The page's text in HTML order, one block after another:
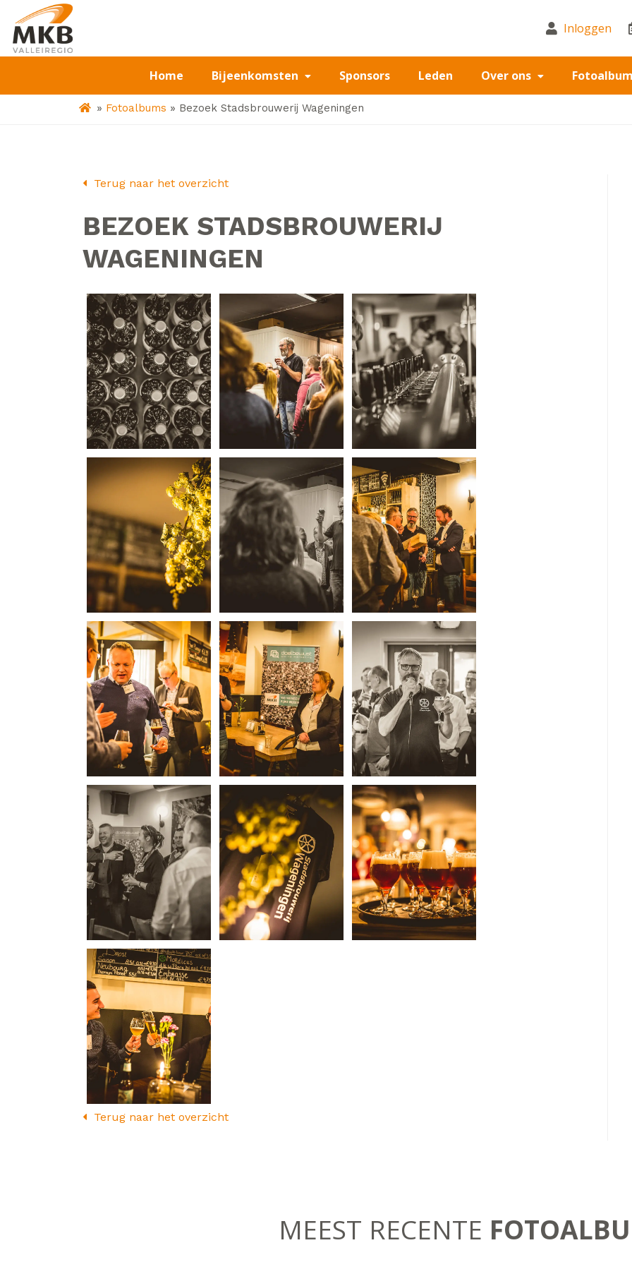
Inloggen
Home Bijeenkomsten Sponsors Leden Over ons
» Fotoalbums » Bezoek Stadsbrouwerij Wageningen
Terug naar het overzicht
BEZOEK STADSBROUWERIJ
WAGENINGEN
Terug naar het overzicht
MEEST RECENTE